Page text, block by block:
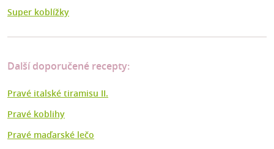
Super koblížky
Další doporučené recepty:
Pravé italské tiramisu II.
Pravé koblihy
Pravé maďarské lečo